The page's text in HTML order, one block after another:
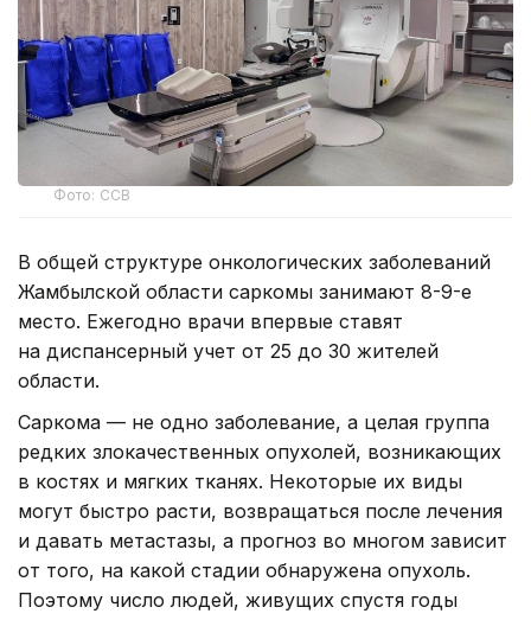
Фото: ССВ
В общей структуре онкологических заболеваний
Жамбылской области саркомы занимают 8-9-е
место. Ежегодно врачи впервые ставят
на диспансерный учет от 25 до 30 жителей
области.
Саркома — не одно заболевание, а целая группа
редких злокачественных опухолей, возникающих
в костях и мягких тканях. Некоторые их виды
могут быстро расти, возвращаться после лечения
и давать метастазы, а прогноз во многом зависит
от того, на какой стадии обнаружена опухоль.
Поэтому число людей, живущих спустя годы